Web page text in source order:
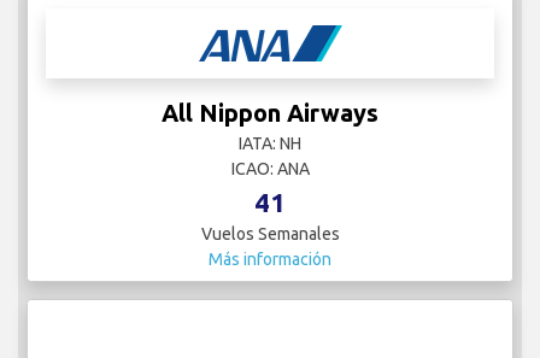
All Nippon Airways
IATA: NH
ICAO: ANA
41
Vuelos Semanales
Más información